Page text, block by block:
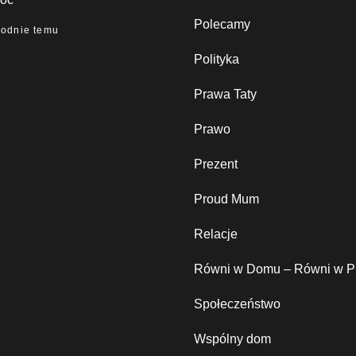
temu Polecamy
Polityka
Prawa Taty
Prawo
Prezent
Proud Mum
Relacje
Równi w Domu – Równi w
Społeczeństwo
Wspólny dom